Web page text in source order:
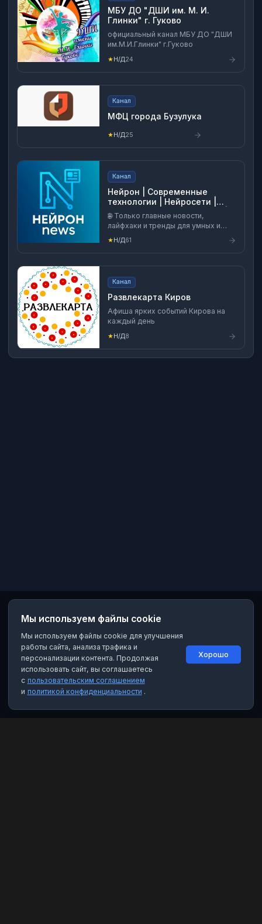
МБУ ДО "ДШИ им. М. И.
Глинки" г. Гуково
официальный канал МБУ ДО "ДШИ
им.М.И.Глинки" г.Гуково
★Н/Д24
Канал
МФЦ города Бузулука
★Н/Д25
Канал
Нейрон | Современные
технологии | Нейросети |
Искусственный интеллект |
ИИ | ChatGPT
🌐 Только главные новости,
лайфхаки и тренды для умных и
современных 🔥 Подпишись, чтобы
быть в теме
★ Н/Д61
Канал
Развлекарта Киров
Афиша ярких событий Кирова на
каждый день
★Н/Д8
Мы используем файлы cookie
Мы используем файлы cookie для улучшения
работы сайта, анализа трафика и
персонализации контента. Продолжая
использовать сайт, вы соглашаетесь
с пользовательским соглашением
и политикой конфиденциальности .
Хорошо